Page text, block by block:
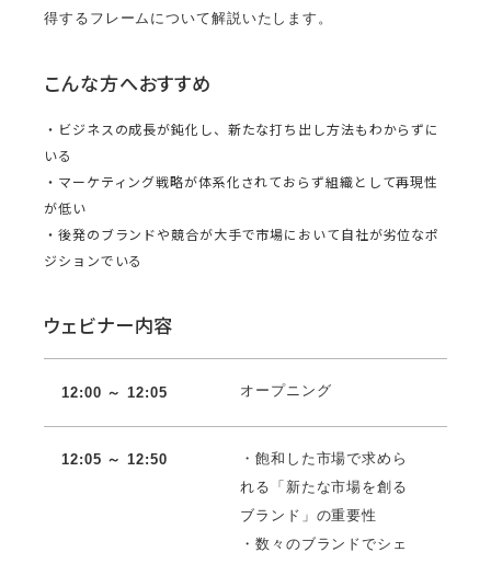
得するフレームについて解説いたします。
こんな方へおすすめ
・ビジネスの成長が鈍化し、新たな打ち出し方法もわからずに
いる
・マーケティング戦略が体系化されておらず組織として再現性
が低い
・後発のブランドや競合が大手で市場において自社が劣位なポ
ジションでいる
ウェビナー内容
12:00 ～ 12:05 オープニング
12:05 ～ 12:50
・飽和した市場で求めら
れる「新たな市場を創る
ブランド」の重要性
・数々のブランドでシェ